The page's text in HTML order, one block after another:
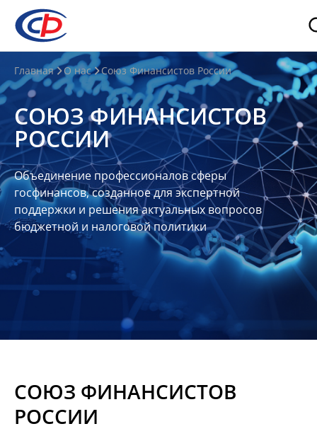
О
нас
О
СФР
Совет
Союза
Участники
Планы
отчеты
Контакты
Материалы
Главная О нас Союз Финансистов России
СОЮЗ ФИНАНСИСТОВ
РОССИИ
Объединение профессионалов сферы
госфинансов, созданное для экспертной
поддержки и решения актуальных вопросов
бюджетной и налоговой политики
СОЮЗ ФИНАНСИСТОВ
РОССИИ